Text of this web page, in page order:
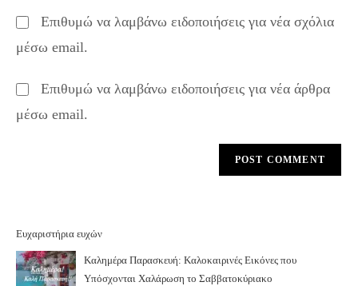
comment
URL
(optional)
Επιθυμώ να λαμβάνω ειδοποιήσεις για νέα σχόλια
μέσω email.
Επιθυμώ να λαμβάνω ειδοποιήσεις για νέα άρθρα
μέσω email.
Ευχαριστήρια ευχών
Καλημέρα Παρασκευή: Καλοκαιρινές Εικόνες που
Υπόσχονται Χαλάρωση το Σαββατοκύριακο